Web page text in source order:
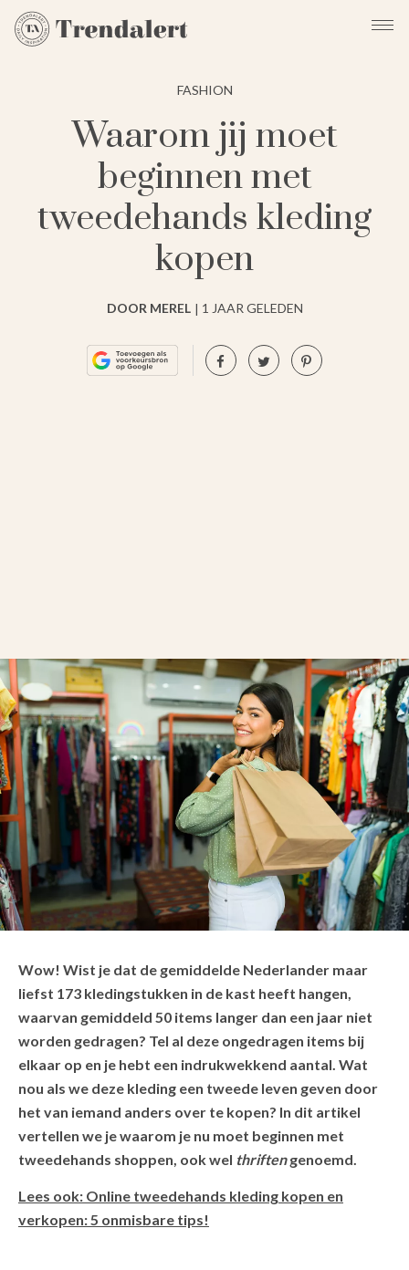
FASHION
Waarom jij moet
beginnen met
tweedehands kleding
kopen
DOOR MEREL 1 JAAR GELEDEN
Wow! Wist je dat de gemiddelde Nederlander maar
liefst 173 kledingstukken in de kast heeft hangen,
waarvan gemiddeld 50 items langer dan een jaar niet
worden gedragen? Tel al deze ongedragen items bij
elkaar op en je hebt een indrukwekkend aantal. Wat
nou als we deze kleding een tweede leven geven door
het van iemand anders over te kopen? In dit artikel
vertellen we je waarom je nu moet beginnen met
tweedehands shoppen, ook wel thriftengenoemd.
Lees ook: Online tweedehands kleding kopen en
verkopen: 5 onmisbare tips!